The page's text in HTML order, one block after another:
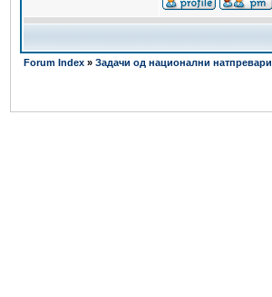
Forum Index » Задачи од национални натпревари